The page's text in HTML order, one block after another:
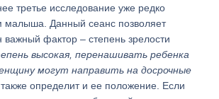
третье исследование уже редко
малыша. Данный сеанс позволяет
фактор – степень зрелости
высокая, перенашивать ребенка
могут направить на досрочные
также определит и ее положение. Если